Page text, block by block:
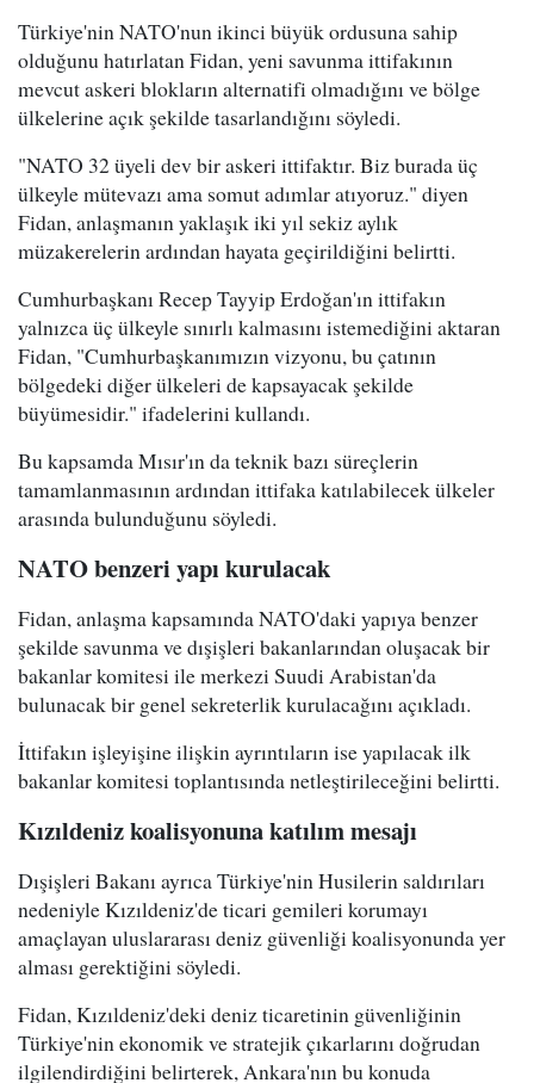
Türkiye'nin NATO'nun ikinci büyük ordusuna sahip
olduğunu hatırlatan Fidan, yeni savunma ittifakının
mevcut askeri blokların alternatifi olmadığını ve bölge
ülkelerine açık şekilde tasarlandığını söyledi.
"NATO 32 üyeli dev bir askeri ittifaktır. Biz burada üç
ülkeyle mütevazı ama somut adımlar atıyoruz." diyen
Fidan, anlaşmanın yaklaşık iki yıl sekiz aylık
müzakerelerin ardından hayata geçirildiğini belirtti.
Cumhurbaşkanı Recep Tayyip Erdoğan'ın ittifakın
yalnızca üç ülkeyle sınırlı kalmasını istemediğini aktaran
Fidan, "Cumhurbaşkanımızın vizyonu, bu çatının
bölgedeki diğer ülkeleri de kapsayacak şekilde
büyümesidir." ifadelerini kullandı.
Bu kapsamda Mısır'ın da teknik bazı süreçlerin
tamamlanmasının ardından ittifaka katılabilecek ülkeler
arasında bulunduğunu söyledi.
NATO benzeri yapı kurulacak
Fidan, anlaşma kapsamında NATO'daki yapıya benzer
şekilde savunma ve dışişleri bakanlarından oluşacak bir
bakanlar komitesi ile merkezi Suudi Arabistan'da
bulunacak bir genel sekreterlik kurulacağını açıkladı.
İttifakın işleyişine ilişkin ayrıntıların ise yapılacak ilk
bakanlar komitesi toplantısında netleştirileceğini belirtti.
Kızıldeniz koalisyonuna katılım mesajı
Dışişleri Bakanı ayrıca Türkiye'nin Husilerin saldırıları
nedeniyle Kızıldeniz'de ticari gemileri korumayı
amaçlayan uluslararası deniz güvenliği koalisyonunda yer
alması gerektiğini söyledi.
Fidan, Kızıldeniz'deki deniz ticaretinin güvenliğinin
Türkiye'nin ekonomik ve stratejik çıkarlarını doğrudan
ilgilendirdiğini belirterek, Ankara'nın bu konuda